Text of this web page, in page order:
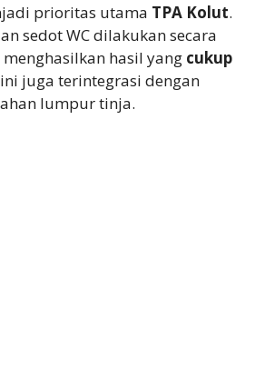
prioritas utama TPA Kolut.
sedot WC dilakukan secara
hasil yang cukup
juga terintegrasi dengan
lumpur tinja.